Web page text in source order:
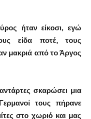
ήταν είκοσι, εγώ
είδα ποτέ, τους
μακριά από το Άργος
σκαρώσει μια
τους πήρανε
στο χωριό και μας